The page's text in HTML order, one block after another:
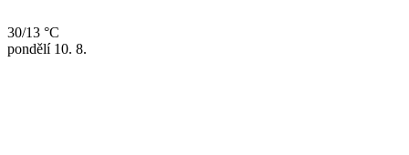
30/13 °C
pondělí 10. 8.